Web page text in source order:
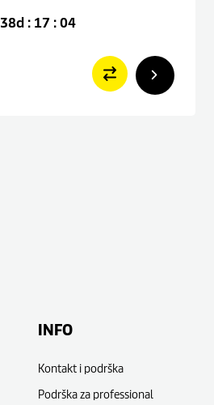
38d : 17 : 04
INFO
Kontakt i podrška
Podrška za professional